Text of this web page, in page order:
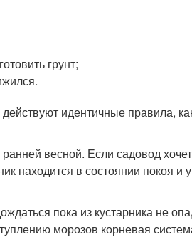
грунт;
идентичные правила,
весной. Если садовод
находится в состоянии покоя и
пока из кустарника не
морозов корневая